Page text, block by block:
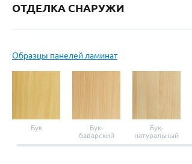
ОТДЕЛКА СНАРУЖИ
Образцы панелей ламинат
Бук
Бук-
баварский
Бук-
натуральный